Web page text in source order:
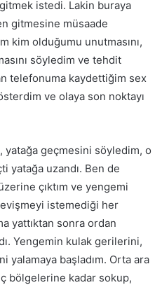
gitmek istedi. Lakin buraya
gitmesine müsaade
kim olduğumu unutmasını,
söyledim ve tehdit
telefonuma kaydettiğim sex
ve olaya son noktayı
geçmesini söyledim, o
yatağa uzandı. Ben de
çıktım ve yengemi
istemediği her
yattıktan sonra ordan
Yengemin kulak gerilerini,
yalamaya başladım. Orta ara
bölgelerine kadar sokup,